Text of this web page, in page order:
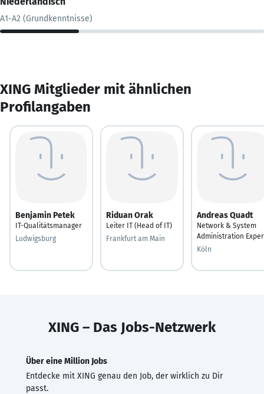
A1-A2 (Grundkenntnisse)
XING Mitglieder mit ähnlichen
Profilangaben
Benjamin Petek
IT-Qualitätsmanager
Ludwigsburg
Riduan Orak
Leiter IT (Head of IT)
Frankfurt am Main
Andreas Quadt
Network & System
Administration
Köln
XING – Das Jobs-Netzwerk
Über eine Million Jobs
Entdecke mit XING genau den Job, der wirklich zu Dir
passt.